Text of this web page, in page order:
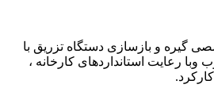
گیره و بازسازی دستگاه تزریق با
وبا رعایت استانداردهای کارخانه ،